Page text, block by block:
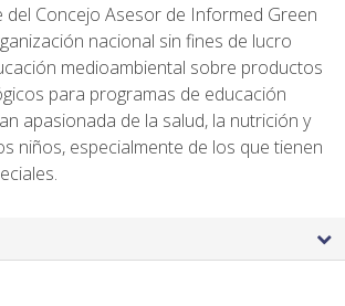
del Concejo Asesor de Informed Green
nacional sin fines de lucro
medioambiental sobre productos
para programas de educación
apasionada de la salud, la nutrición y
niños, especialmente de los que tienen